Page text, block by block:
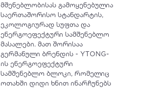
მშენებლობისას გამოყენებულია
საერთაშორისო სტანდარტის,
ეკოლოგიურად სუფთა და
ენერგოეფექტური სამშენებლო
მასალები. მათ შორისაა
გერმანული ბრენდის - YTONG-
ის ენერგოეფექტური
სამშენებლო ბლოკი, რომელიც
ოთახში დიდი ხნით ინარჩუნებს